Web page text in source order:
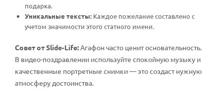
подарка.
Уникальные тексты: Каждое пожелание составлено с
учетом значимости этого статного имени.
Совет от Slide-Life:Агафон часто ценит основательность.
В видео-поздравлении используйте спокойную музыку и
качественные портретные снимки — это создаст нужную
атмосферу достоинства.